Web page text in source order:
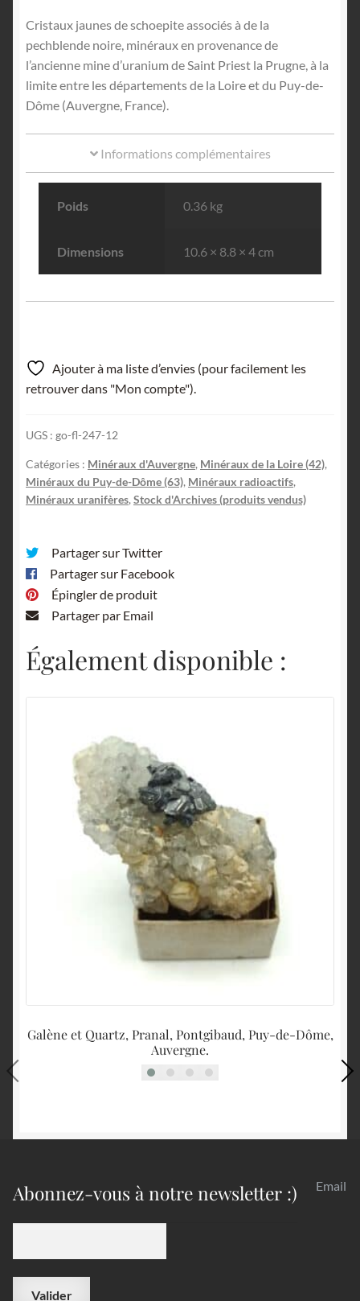
Cristaux jaunes de schoepite associés à de la
pechblende noire, minéraux en provenance de
l’ancienne mine d’uranium de Saint Priest la Prugne, à la
limite entre les départements de la Loire et du Puy-de-
Dôme (Auvergne, France).
Informations complémentaires
Poids 0.36 kg
Dimensions 10.6 × 8.8 × 4 cm
Ajouter à ma liste d’envies (pour facilement les
retrouver dans "Mon compte").
UGS : go-fl-247-12
Catégories : Minéraux d'Auvergne, Minéraux de la Loire (42),
Minéraux du Puy-de-Dôme (63), Minéraux radioactifs,
Minéraux uranifères, Stock d'Archives (produits vendus)
Partager sur Twitter
Partager sur Facebook
Épingler de produit
Partager par Email
Également disponible :
Galène et Quartz, Pranal, Pontgibaud, Puy-de-Dôme,
Auvergne.
Abonnez-vous à notre newsletter :) Email